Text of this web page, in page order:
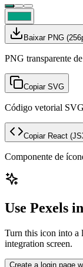
Baixar PNG (256
PNG transparente
Copiar SVG
Código vetorial
Copiar React
Componente de
Use Pexels
Turn this icon into a
integration screen.
Create a login page